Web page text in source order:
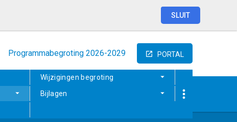
SLUIT
Programmabegroting 2026-2029 PORTAL
Wijzigingen begroting
Bijlagen